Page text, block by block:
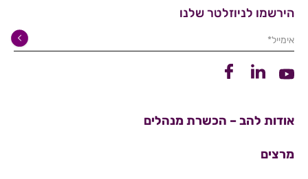
הירשמו לניוזלטר שלנו
אימייל*
קישור ליוטיובקישור ללינקדיןקישור לפייסבוק
אודות להב – הכשרת מנהלים
מרצים